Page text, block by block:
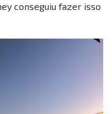
conseguiu fazer isso